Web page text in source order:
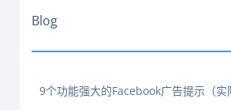
Blog
9个功能强大的Facebook广告提示（实